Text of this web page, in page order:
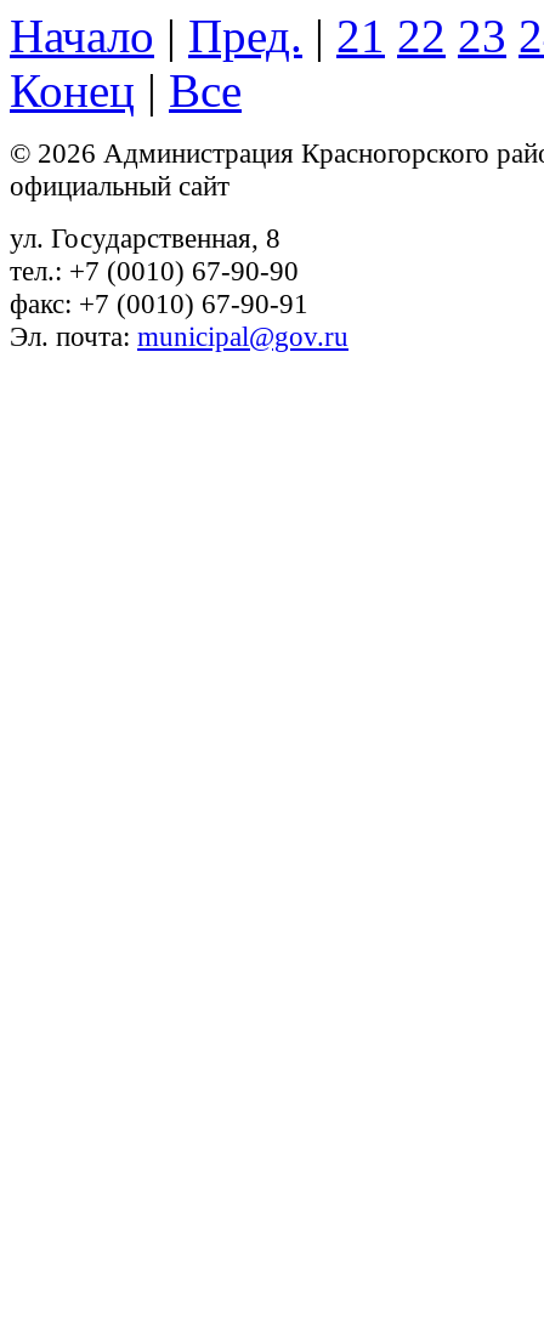
Начало | Пред. | 21 22 23
Конец | Все
© 2026 Администрация Красногорского
официальный сайт
ул. Государственная, 8
тел.: +7 (0010) 67-90-90
факс: +7 (0010) 67-90-91
Эл. почта: municipal@gov.ru